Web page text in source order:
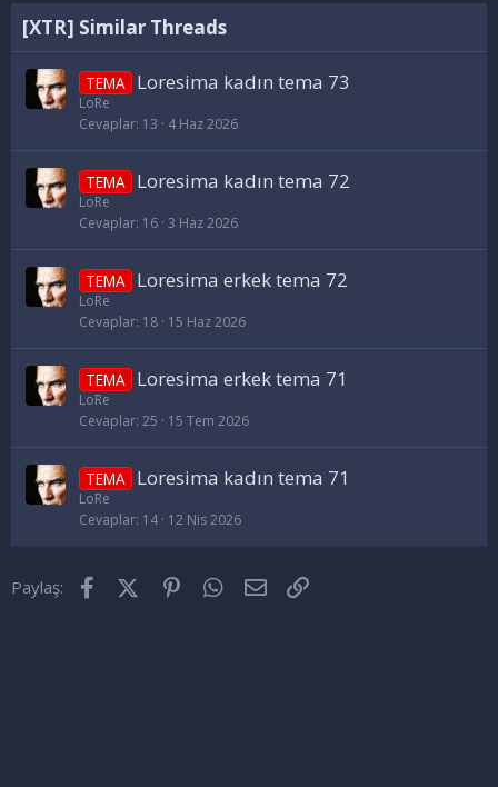
[XTR] Similar Threads
TEMA Loresima kadın tema 73
LoRe
Cevaplar 13 4 Haz 2026
TEMA Loresima kadın tema 72
LoRe
Cevaplar 16 3 Haz 2026
TEMA Loresima erkek tema 72
LoRe
Cevaplar 18 15 Haz 2026
TEMA Loresima erkek tema 71
LoRe
Cevaplar 25 15 Tem 2026
TEMA Loresima kadın tema 71
LoRe
Cevaplar 14 12 Nis 2026
Paylaş: FacebookX (Twitter)PinterestWhatsApp
E-posta